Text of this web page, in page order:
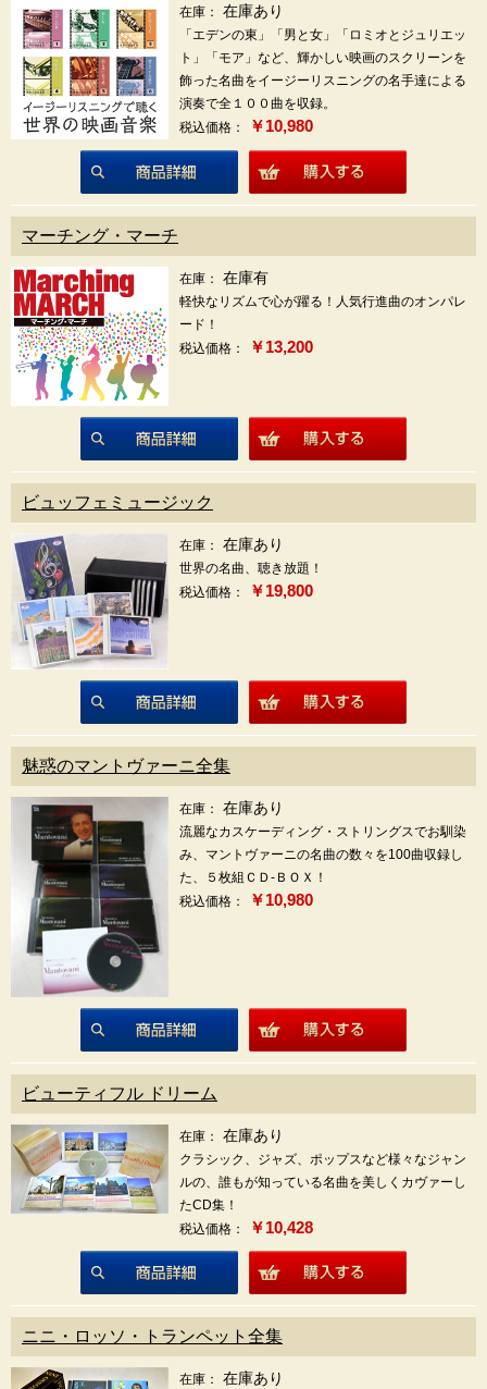
在庫： 在庫あり
「エデンの東」「男と女」「ロミオとジュリエッ
ト」「モア」など、輝かしい映画のスクリーンを
飾った名曲をイージーリスニングの名手達による
演奏で全１００曲を収録。
税込価格：
￥10,980
商品詳細
マーチング・マーチ
在庫： 在庫有
軽快なリズムで心が躍る！人気行進曲のオンパレ
ード！
税込価格：
￥13,200
商品詳細
ビュッフェミュージック
在庫： 在庫あり
世界の名曲、聴き放題！
税込価格：
￥19,800
商品詳細
魅惑のマントヴァーニ全集
在庫： 在庫あり
流麗なカスケーディング・ストリングスでお馴染
み、マントヴァーニの名曲の数々を100曲収録し
た、５枚組ＣＤ-ＢＯＸ！
税込価格：
￥10,980
商品詳細
ビューティフル ドリーム
在庫： 在庫あり
クラシック、ジャズ、ポップスなど様々なジャン
ルの、誰もが知っている名曲を美しくカヴァーし
たCD集！
税込価格：
￥10,428
商品詳細
ニニ・ロッソ・トランペット全集
在庫： 在庫あり